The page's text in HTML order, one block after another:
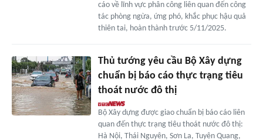
cáo về lĩnh vực phân công liên quan đến công
tác phòng ngừa, ứng phó, khắc phục hậu quả
thiên tai, hoàn thành trước 5/11/2025.
Thủ tướng yêu cầu Bộ Xây dựng
chuẩn bị báo cáo thực trạng tiêu
thoát nước đô thị
Bộ Xây dựng được giao chuẩn bị báo cáo liên
quan đến thực trạng tiêu thoát nước đô thị:
Hà Nội, Thái Nguyên, Sơn La, Tuyên Quang,